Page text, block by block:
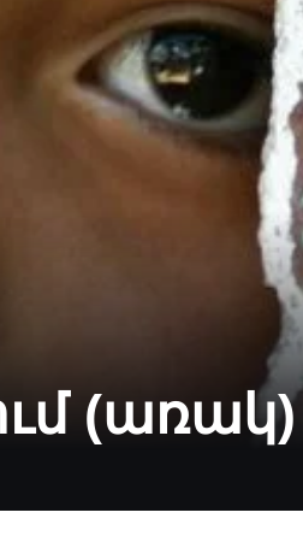
(առակ)